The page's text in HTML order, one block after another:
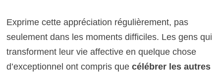
Exprime cette appréciation régulièrement, pas
seulement dans les moments difficiles. Les gens qui
transforment leur vie affective en quelque chose
d’exceptionnel ont compris que célébrer les autres